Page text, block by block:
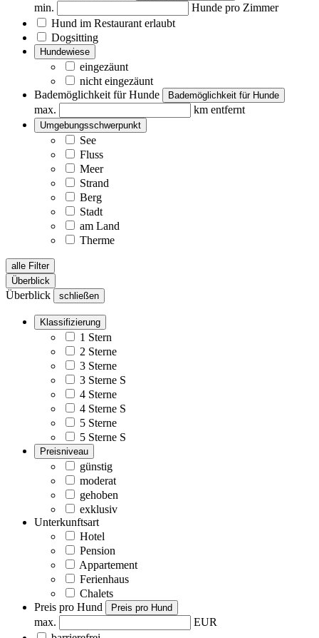
min.
Hunde pro Zimmer
Hund im Restaurant erlaubt
Dogsitting
Hundewiese
eingezäunt
nicht eingezäunt
Bademöglichkeit für Hunde
Bademöglichkeit für Hunde
max. km entfernt
Umgebungsschwerpunkt
See
Fluss
Meer
Strand
Berg
Stadt
am Land
Therme
alle Filter
Überblick
Überblick schließen
Klassifizierung
1 Stern
2 Sterne
3 Sterne
3 Sterne S
4 Sterne
4 Sterne S
5 Sterne
5 Sterne S
Preisniveau
günstig
moderat
gehoben
exklusiv
Unterkunftsart
Hotel
Pension
Appartement
Ferienhaus
Chalets
Preis pro Hund
Preis pro Hund
max.
EUR